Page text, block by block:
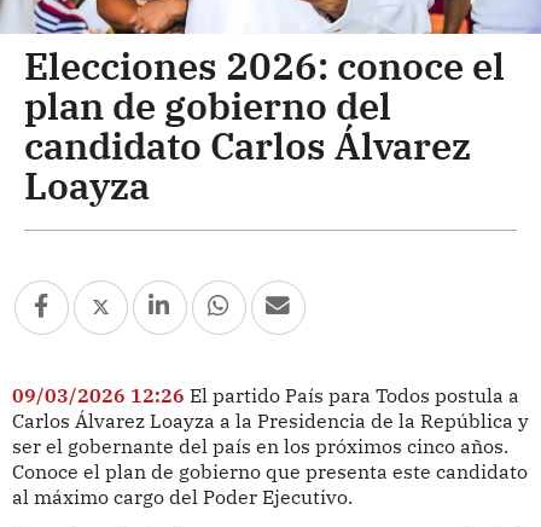
Elecciones 2026: conoce el
plan de gobierno del
candidato Carlos Álvarez
Loayza
09/03/2026 12:26 El partido País para Todos postula a
Carlos Álvarez Loayza a la Presidencia de la República y
ser el gobernante del país en los próximos cinco años.
Conoce el plan de gobierno que presenta este candidato
al máximo cargo del Poder Ejecutivo.